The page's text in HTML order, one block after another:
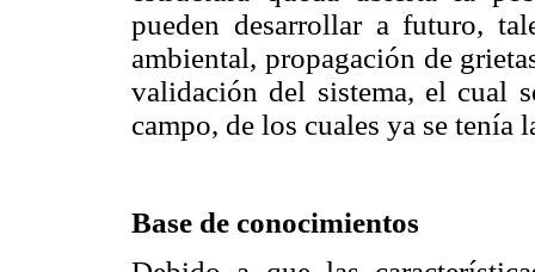
pueden desarrollar a futuro,
ambiental, propagación de
validación del sistema, el cual
campo, de los cuales ya se tenía
Base de conocimientos